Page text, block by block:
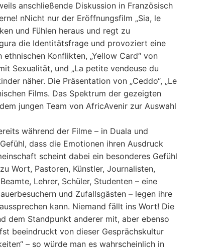
anschließende Diskussion in Französisch
nNicht nur der Eröffnungsfilm „Sia, le
und Fühlen heraus und regt zu
die Identitätsfrage und provoziert eine
Konflikten, „Yellow Card“ von
Sexualität, und „La petite vendeuse du
näher. Die Präsentation von „Ceddo“, „Le
Films. Das Spektrum der gezeigten
jungen Team von AfricAvenir zur Auswahl
während der Filme – in Duala und
dass die Emotionen ihren Ausdruck
scheint dabei ein besonderes Gefühl
Wort, Pastoren, Künstler, Journalisten,
Lehrer, Schüler, Studenten – eine
und Zufallsgästen – legen ihre
kann. Niemand fällt ins Wort! Die
dem Standpunkt anderer mit, aber ebenso
beeindruckt von dieser Gesprächskultur
– so würde man es wahrscheinlich in